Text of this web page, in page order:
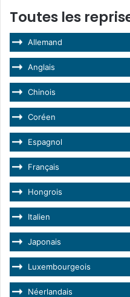
Toutes les
Allemand
Anglais
Chinois
Coréen
Espagnol
Français
Hongrois
Italien
Japonais
Luxembourgeois
Néerlandais